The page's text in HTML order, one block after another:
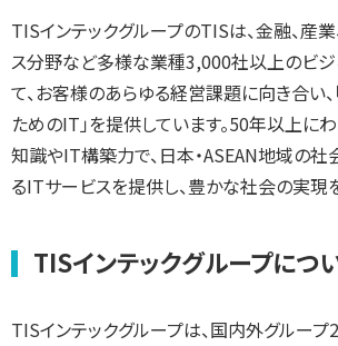
TISインテックグループのTISは、金融、産
ス分野など多様な業種3,000社以上のビジ
て、お客様のあらゆる経営課題に向き合い
ためのIT」を提供しています。50年以上に
知識やIT構築力で、日本・ASEAN地域の社
るITサービスを提供し、豊かな社会の実現
TISインテックグループにつ
TISインテックグループは、国内外グルー